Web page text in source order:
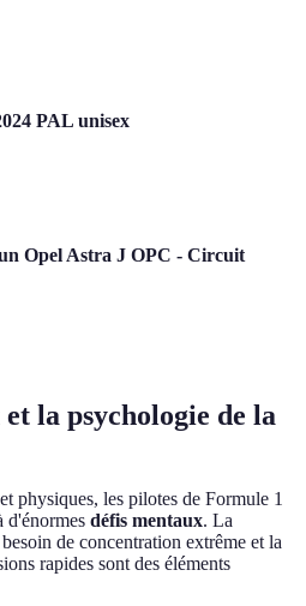
PAL unisex
Opel Astra J OPC - Circuit
la psychologie de la
physiques, les pilotes de Formule 1
d'énormes défis mentaux. La
de concentration extrême et la
rapides sont des éléments